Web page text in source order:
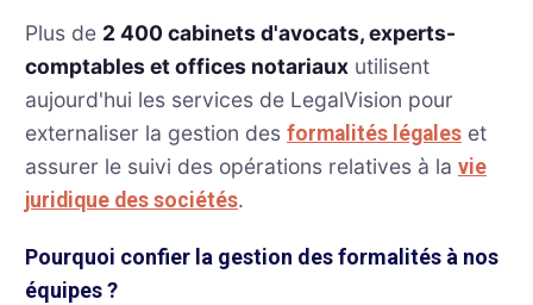
Plus de 2 400 cabinets d'avocats, experts-
comptables et offices notariaux utilisent
aujourd'hui les services de LegalVision pour
externaliser la gestion des formalités légales et
assurer le suivi des opérations relatives à la vie
juridique des sociétés.
Pourquoi confier la gestion des formalités à nos
équipes ?